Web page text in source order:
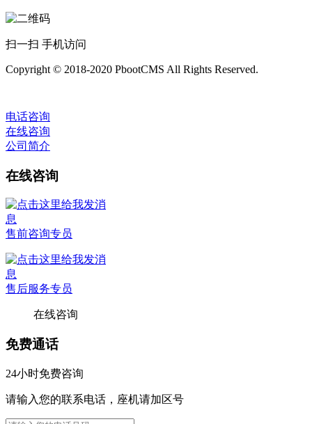
扫一扫 手机访问
Copyright © 2018-2020 PbootCMS All Rights Reserved.
电话咨询
在线咨询
公司简介
在线咨询
售前咨询专员
售后服务专员
在线咨询
免费通话
24小时免费咨询
请输入您的联系电话，座机请加区号